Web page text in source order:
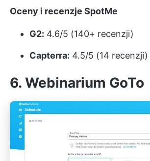
Oceny i recenzje SpotMe
G2: 4.6/5 (140+ recenzji)
Capterra: 4.5/5 (14 recenzji)
6. Webinarium GoTo